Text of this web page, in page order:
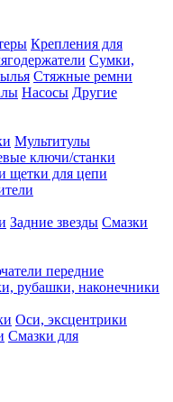
Крепления для
Сумки,
Стяжные ремни
Насосы Другие
Мультитулы
ключи/станки
щетки для цепи
Задние звезды Смазки
передние
рубашки, наконечники
Оси, эксцентрики
Смазки для